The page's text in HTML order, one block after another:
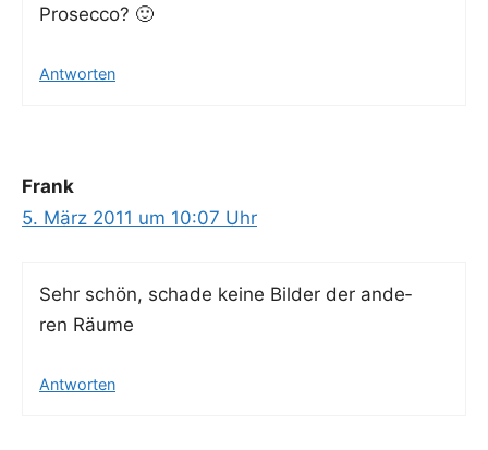
Prosecco? 🙂
Antworten
Frank
5. März 2011 um 10:07 Uhr
Sehr schön, scha­de kei­ne Bil­der der ande­
ren Räume
Antworten